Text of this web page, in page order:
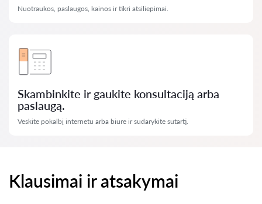
Nuotraukos, paslaugos, kainos ir tikri atsiliepimai.
Skambinkite ir gaukite konsultaciją arba
paslaugą.
Veskite pokalbį internetu arba biure ir sudarykite sutartį.
Klausimai ir atsakymai